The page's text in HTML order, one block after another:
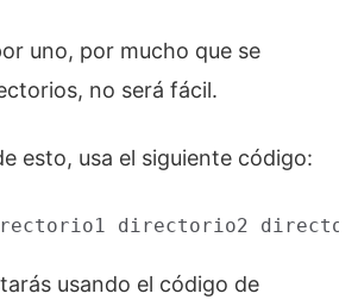
uno, por mucho que se
no será fácil.
esto, usa el siguiente código:
directorio2
usando el código de